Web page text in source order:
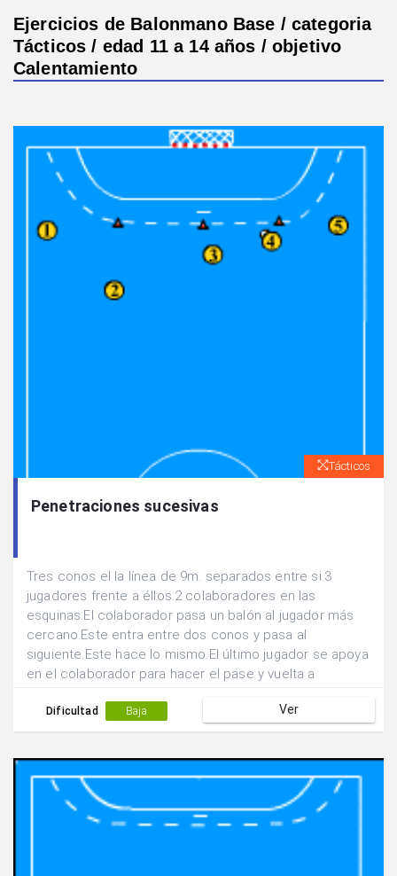
Ejercicios de Balonmano Base / categoria
Tácticos / edad 11 a 14 años / objetivo
Calentamiento
Tácticos
Penetraciones sucesivas
Tres conos el la línea de 9m. separados entre si.3
jugadores frente a éllos.2 colaboradores en las
esquinas.El colaborador pasa un balón al jugador más
cercano.Este entra entre dos conos y pasa al
siguiente.Este hace lo mismo.El último jugador se apoya
en el colaborador para hacer el pase y vuelta a
Dificultad Baja Ver